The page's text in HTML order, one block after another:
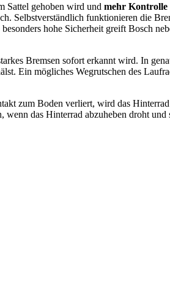
Sattel gehoben wird und mehr Kontrolle
Selbstverständlich funktionieren die
hohe Sicherheit greift Bosch
Bremsen sofort erkannt wird. In
Ein mögliches Wegrutschen des
zum Boden verliert, wird das
das Hinterrad abzuheben droht und